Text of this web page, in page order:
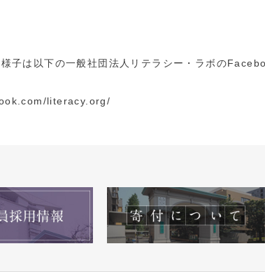
子は以下の一般社団法人リテラシー・ラボの
literacy.org/